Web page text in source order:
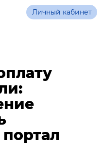
Личный кабинет